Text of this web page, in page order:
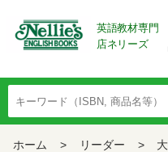
英語教材専門
店ネリーズ
ホーム > リーダー >